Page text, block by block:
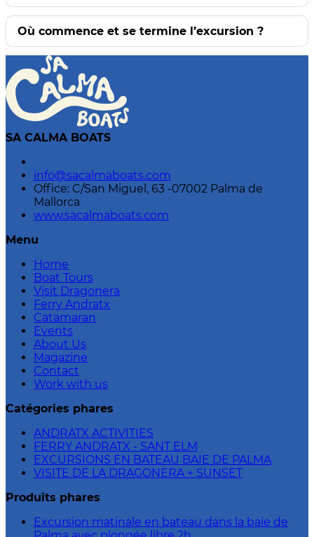
Où commence et se termine l’excursion ?
SA CALMA BOATS
info@sacalmaboats.com
Office: C/San Miguel, 63 -07002 Palma de
Mallorca
www.sacalmaboats.com
Menu
Home
Boat Tours
Visit Dragonera
Ferry Andratx
Catamaran
Events
About Us
Magazine
Contact
Work with us
Catégories phares
ANDRATX ACTIVITIES
FERRY ANDRATX - SANT ELM
EXCURSIONS EN BATEAU BAIE DE PALMA
VISITE DE LA DRAGONERA + SUNSET
Produits phares
Excursion matinale en bateau dans la baie de